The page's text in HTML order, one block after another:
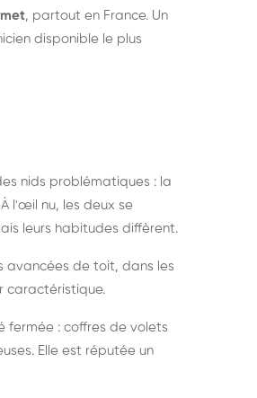
, partout en France. Un
disponible le plus
nids problématiques : la
À l'œil nu, les deux se
leurs habitudes diffèrent.
avancées de toit, dans les
caractéristique.
fermée : coffres de volets
Elle est réputée un